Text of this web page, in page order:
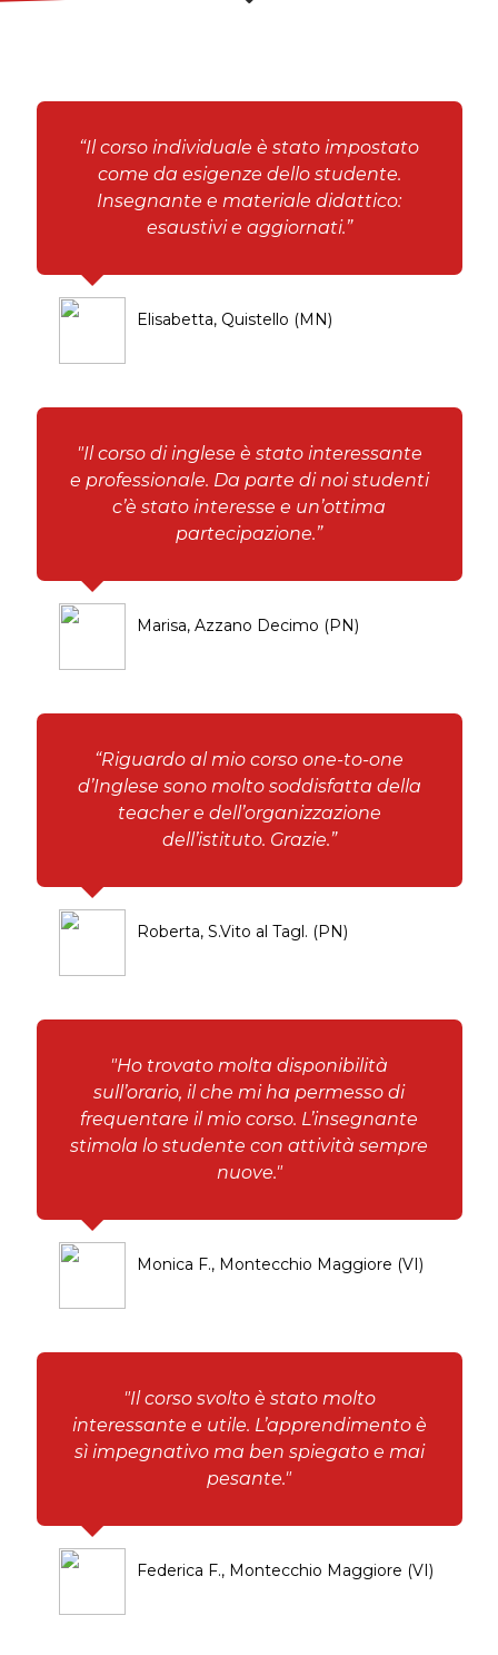
“Il corso individuale è stato impostato
come da esigenze dello studente.
Insegnante e materiale didattico:
esaustivi e aggiornati.”
Elisabetta, Quistello (MN)
"Il corso di inglese è stato interessante
e professionale. Da parte di noi studenti
c’è stato interesse e un’ottima
partecipazione.”
Marisa, Azzano Decimo (PN)
“Riguardo al mio corso one-to-one
d’Inglese sono molto soddisfatta della
teacher e dell’organizzazione
dell’istituto. Grazie.”
Roberta, S.Vito al Tagl. (PN)
"Ho trovato molta disponibilità
sull’orario, il che mi ha permesso di
frequentare il mio corso. L’insegnante
stimola lo studente con attività sempre
nuove."
Monica F., Montecchio Maggiore (VI)
"Il corso svolto è stato molto
interessante e utile. L’apprendimento è
sì impegnativo ma ben spiegato e mai
pesante."
Federica F., Montecchio Maggiore (VI)